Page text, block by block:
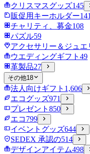
クリスマスグッズ145
販促用キーホルダー141
チャリティ、募金108
パズル59
アクセサリー＆ジュエ
ウエディングギフト 49
革製品27
その他18
法人向けギフト 1,606
エコグッズ971
プレゼント 850
エコ 799
イベントグッズ644
SEDEX 承認の514
デザインアイテム498